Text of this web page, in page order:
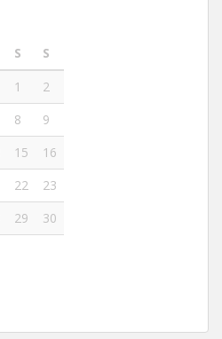
S
S
1
2
8
9
15
16
22
23
29
30